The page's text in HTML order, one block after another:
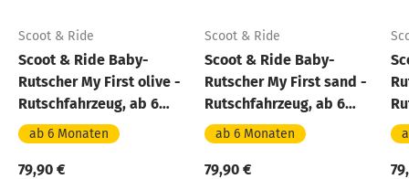
Scoot & Ride
Scoot & Ride Baby-
Rutscher My First olive -
Rutschfahrzeug, ab 6
Monaten
ab 6 Monaten
79,90 €
Scoot & Ride
Scoot & Ride Baby-
Rutscher My First sand -
Rutschfahrzeug, ab 6
Monaten
ab 6 Monaten
79,90 €